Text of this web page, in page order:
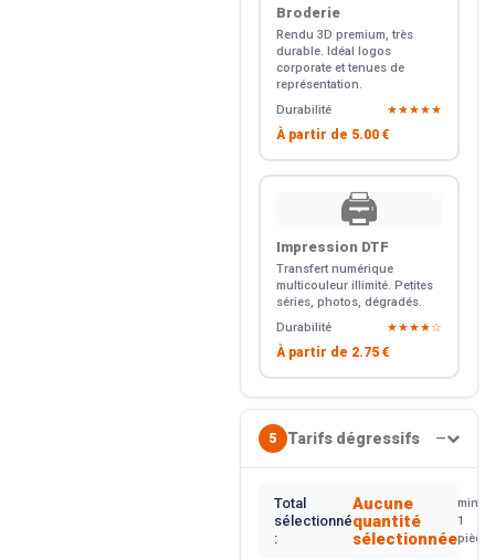
Broderie
Rendu 3D premium, très
durable. Idéal logos
corporate et tenues de
représentation.
Durabilité
★★★★★
À partir de 5.00 €
🖨️
Impression DTF
Transfert numérique
multicouleur illimité. Petites
séries, photos, dégradés.
Durabilité
★★★★☆
À partir de 2.75 €
5 Tarifs dégressifs —
Total
sélectionné
:
Aucune
quantité
sélectionnée
min.
1
pièce